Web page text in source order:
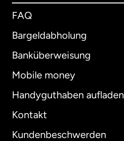
FAQ
Bargeldabholung
Banküberweisung
Mobile money
Handyguthaben aufladen
Kontakt
Kundenbeschwerden